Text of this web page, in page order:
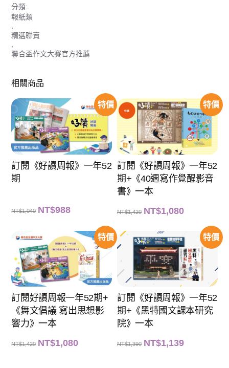
分類:
報紙類
,
精選聯賣
,
聯合盃作文大賽官方推薦
相關商品
特價
訂閱《好讀周報》一年52
期
NT$1,040 原
始
：
N
T
$
1
,
0
4
0
。
NT$988前
：
N
T
8
。
特價
訂閱《好讀周報》一年52
期+《40週寫作覺醒影音
書》一本
NT$1,420 原
始
：
N
T
$
1
,
4
2
。
NT$1,080目
：
T
$
1
,
0
。
特價
訂閱好讀周報一年52期+
《舞文倡議 寫出思想影
響力》一本
NT$1,420 原
始
NT$1,080目
特價
訂閱《好讀周報》一年52
期+《黑特國文課本研究
院》一本
NT$1,390 原
始
NT$1,139目